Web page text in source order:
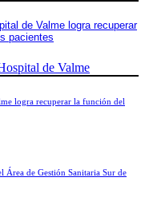
de Valme logra recuperar
pacientes
logra recuperar la función del
Área de Gestión Sanitaria Sur de